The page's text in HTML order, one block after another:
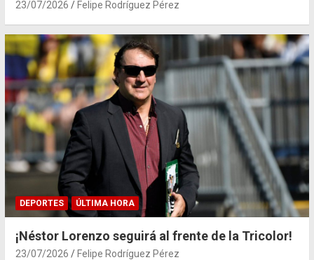
23/07/2026 Felipe Rodríguez Pérez
DEPORTES ÚLTIMA HORA
¡Néstor Lorenzo seguirá al frente de la Tricolor!
23/07/2026 Felipe Rodríguez Pérez